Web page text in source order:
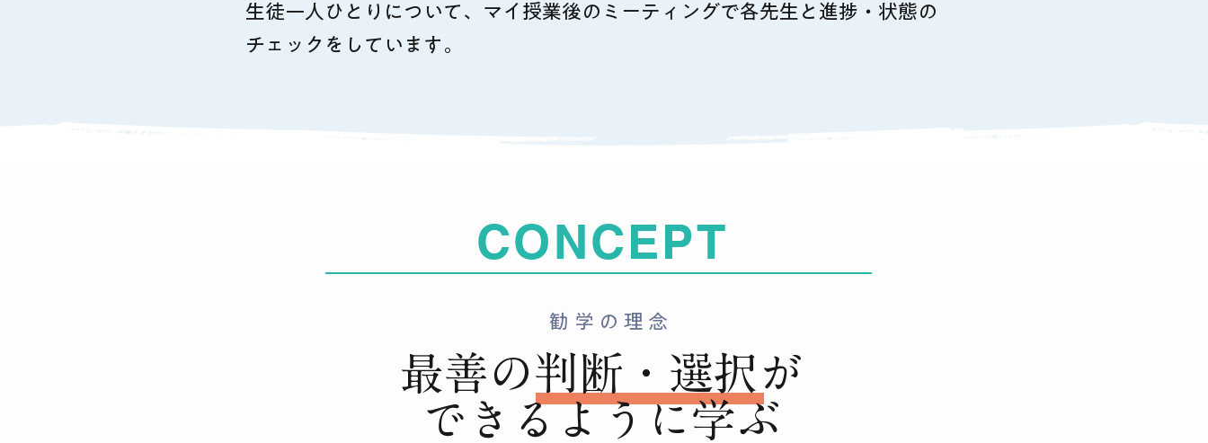
​生徒一人ひとりについて、マイ授業後のミーティングで各先生と進捗・状態の
チェックをしています。
CONCEPT
勧学の理念
最善の判断・選択が
できるように学ぶ